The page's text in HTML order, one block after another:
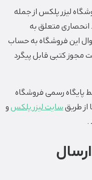
لیزر پلکس از جمله
انحصاری متعلق به
این فروشگاه به حساب
مجوز کتبی قابل پیگرد
پایگاه رسمی فروشگاه
از طریقسایت لیزر پلکسو
.